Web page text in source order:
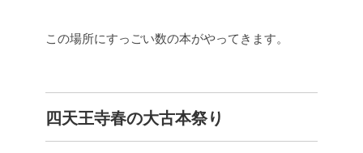
この場所にすっごい数の本がやってきます。
四天王寺春の大古本祭り